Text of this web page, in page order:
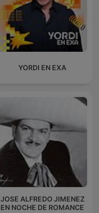
YORDI EN EXA
JOSE ALFREDO JIMENEZ
EN NOCHE DE ROMANCE